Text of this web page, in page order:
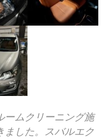
ームクリーニング施
ました。スバルエク